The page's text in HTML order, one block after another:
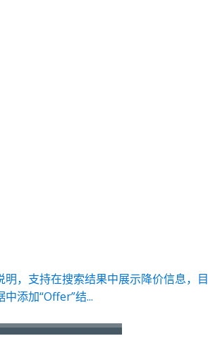
，支持在搜索结果中展示降价信息，目
添加“Offer”结...